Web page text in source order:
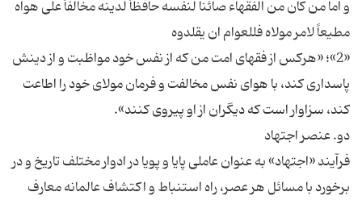
و اما من كان من الفقهاء صائنا لنفسه حافظاً لدينه مخالفاً على هواه
مطيعاً لامر مولاه فللعوام ان يقلدوه‏
«2»؛ «هركس از فقهاى امت من كه از نفس خود مواظبت و از دينش
پاسدارى كند، با هواى نفس مخالفت و فرمان مولاى خود را اطاعت
كند، سزاوار است كه ديگران از او پيروى كنند».
دو. عنصر اجتهاد
فرآيند «اجتهاد» به عنوان عاملى پايا و پويا در ادوار مختلف تاريخ و در
برخورد با مسائل هر عصر، راه استنباط و اكتشاف عالمانه معارف